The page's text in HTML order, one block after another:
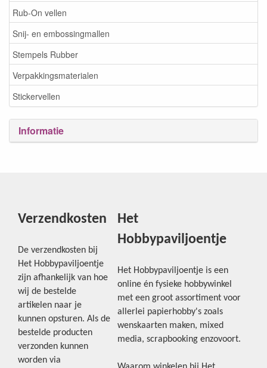
Rub-On vellen
Snij- en embossingmallen
Stempels Rubber
Verpakkingsmaterialen
Stickervellen
Informatie
Verzendkosten
De verzendkosten bij
Het Hobbypaviljoentje
zijn afhankelijk van hoe
wij de bestelde
artikelen naar je
kunnen opsturen. Als de
bestelde producten
verzonden kunnen
worden via
Het
Hobbypaviljoentje
Het Hobbypaviljoentje is een
online én fysieke hobbywinkel
met een groot assortiment voor
allerlei papierhobby's zoals
wenskaarten maken, mixed
media, scrapbooking enzovoort.